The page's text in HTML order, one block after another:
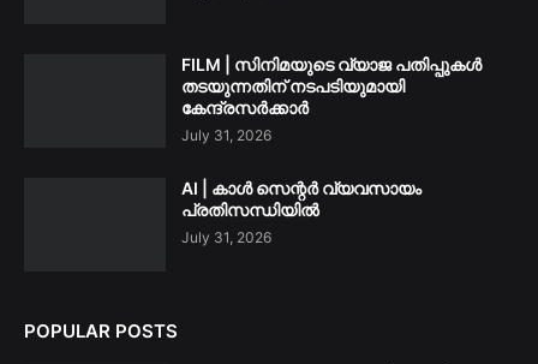
FILM | സിനിമയുടെ വ്യാജ പതിപ്പുകൾ
തടയുന്നതിന് നടപടിയുമായി
കേന്ദ്രസർക്കാർ
July 31, 2026
AI | കാൾ സെന്റർ വ്യവസായം
പ്രതിസന്ധിയിൽ
July 31, 2026
POPULAR POSTS